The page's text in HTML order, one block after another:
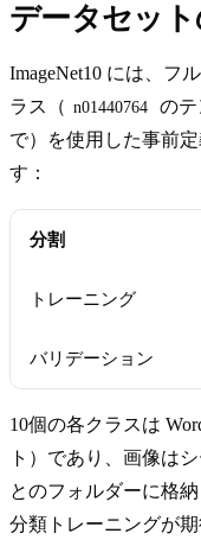
データセッ
ImageNet10 には、フル
ラス（ n01440764 のテ
で）を使用した事前
す：
分割
トレーニング
バリデーション
10個の各クラスは
ト）であり、画像は
とのフォルダーに格
分類トレーニングが